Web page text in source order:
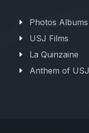
Photos Albums
USJ Films
La Quinzaine
Anthem of USJ